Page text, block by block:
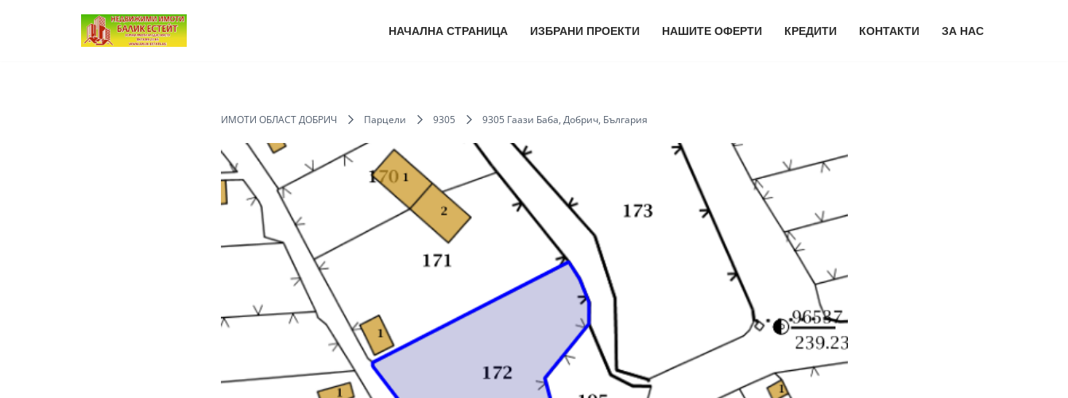
Продължете
НАЧАЛНА СТРАНИЦА ИЗБРАНИ ПРОЕКТИ НАШИТЕ ОФЕРТИ КРЕДИТИ КОНТАКТИ ЗА НАС
ИМОТИ ОБЛАСТ ДОБРИЧ Парцели 9305 9305 Гаази Баба, Добрич, България